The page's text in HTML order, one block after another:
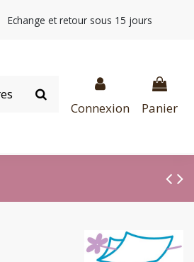
Echange et retour sous 15 jours
Connexion Panier